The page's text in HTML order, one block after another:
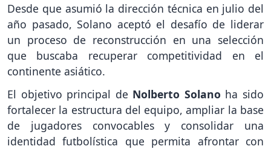
Desde que asumió la dirección técnica en julio del
año pasado, Solano aceptó el desafío de liderar
un proceso de reconstrucción en una selección
que buscaba recuperar competitividad en el
continente asiático.
El objetivo principal de Nolberto Solano ha sido
fortalecer la estructura del equipo, ampliar la base
de jugadores convocables y consolidar una
identidad futbolística que permita afrontar con